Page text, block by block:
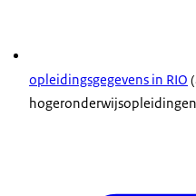
opleidingsgegevens in RIO